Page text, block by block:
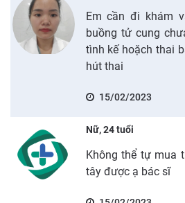
Em cần đi khám
buồng tử cung
tình kế hoặch thai
hút thai
15/02/2023
Nữ, 24 tuổi
Không thể tự mua
tây được ạ bác sĩ